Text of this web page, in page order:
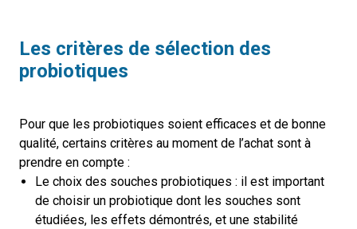
Les critères de sélection des
probiotiques
Pour que les probiotiques soient efficaces et de bonne
qualité, certains critères au moment de l’achat sont à
prendre en compte :
Le choix des souches probiotiques : il est important
de choisir un probiotique dont les souches sont
étudiées, les effets démontrés, et une stabilité